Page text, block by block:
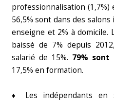
professionnalisation (1,7%)
56,5% sont dans des
enseigne et 2% à domicile.
baissé de 7% depuis
salarié de 15%. 79% sont
17,5% en formation.
♦ Les indépendants en